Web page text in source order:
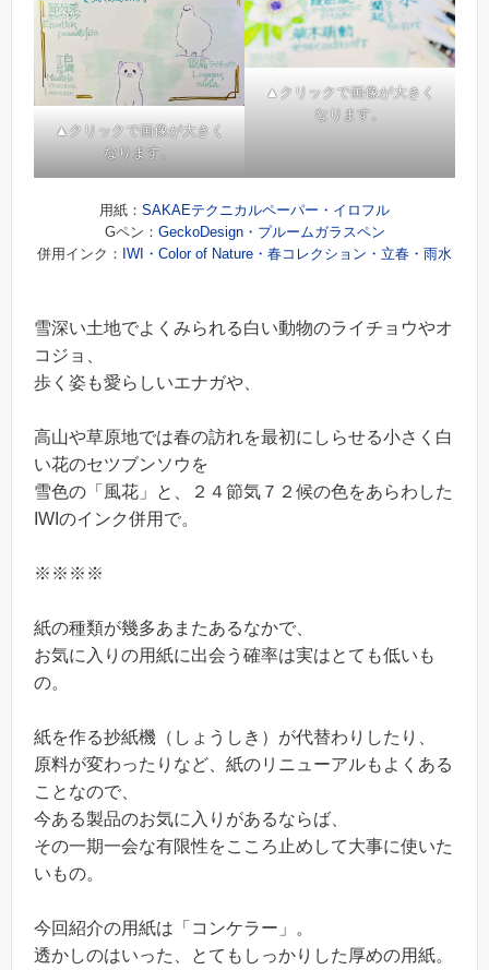
▲クリックで画像が大きく
なります。
▲クリックで画像が大きく
なります。
用紙： SAKAEテクニカルペーパー・イロフル
Gペン： GeckoDesign・プルームガラスペン
併用インク： IWI・Color of Nature・春コレクション・立春・雨水
雪深い土地でよくみられる白い動物のライチョウやオ
コジョ、
歩く姿も愛らしいエナガや、
高山や草原地では春の訪れを最初にしらせる小さく白
い花のセツブンソウを
雪色の「風花」と、２４節気７２候の色をあらわした
IWIのインク併用で。
※※※※
紙の種類が幾多あまたあるなかで、
お気に入りの用紙に出会う確率は実はとても低いも
の。
紙を作る抄紙機（しょうしき）が代替わりしたり、
原料が変わったりなど、紙のリニューアルもよくある
ことなので、
今ある製品のお気に入りがあるならば、
その一期一会な有限性をこころ止めして大事に使いた
いもの。
今回紹介の用紙は「コンケラー」。
透かしのはいった、とてもしっかりした厚めの用紙。